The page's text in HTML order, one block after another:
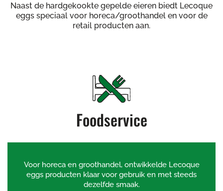
Naast de hardgekookte gepelde eieren biedt Lecoque
eggs speciaal voor horeca/groothandel en voor de
retail producten aan.
Foodservice
Voor horeca en groothandel, ontwikkelde Lecoque
eggs producten klaar voor gebruik en met steeds
dezelfde smaak.